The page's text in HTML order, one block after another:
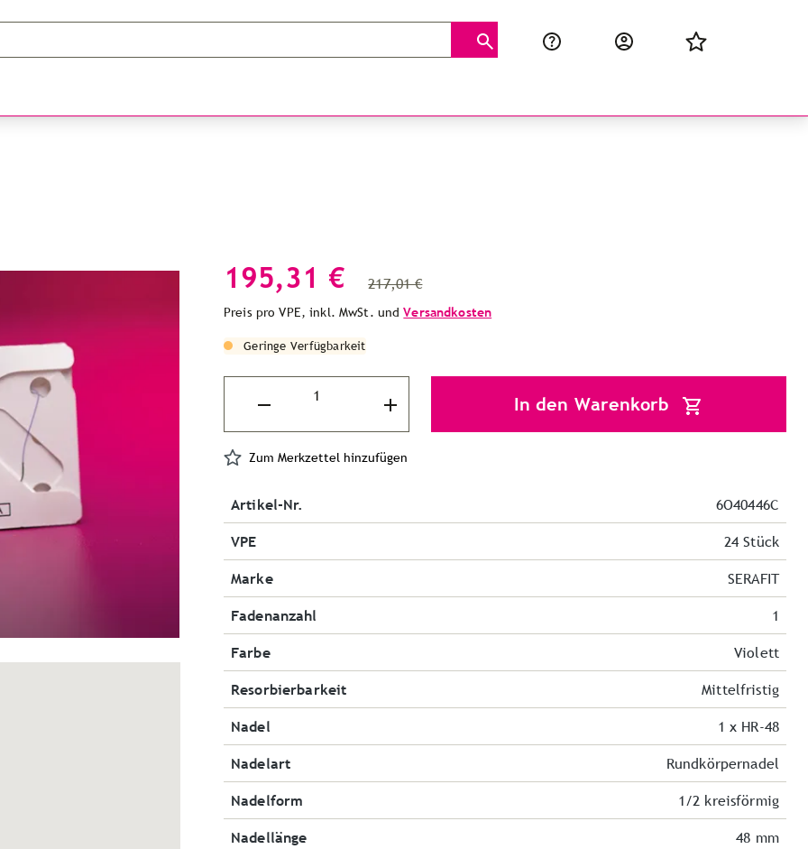
195,31 € 217,01 €
Preis pro VPE, inkl. MwSt. undVersandkosten
Geringe Verfügbarkeit
In den Warenkorb
Zum Merkzettel hinzufügen
Artikel-Nr. 6O40446C
VPE 24 Stück
Marke SERAFIT
Fadenanzahl 1
Farbe Violett
Resorbierbarkeit Mittelfristig
Nadel 1 x HR-48
Nadelart Rundkörpernadel
Nadelform 1/2 kreisförmig
Nadellänge 48 mm